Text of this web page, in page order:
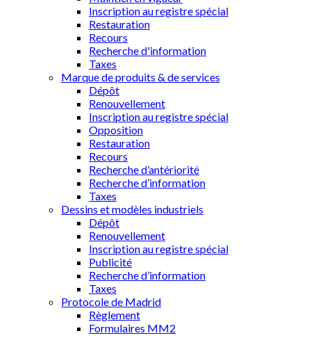
Inscription au registre spécial
Restauration
Recours
Recherche d'information
Taxes
Marque de produits & de services
Dépôt
Renouvellement
Inscription au registre spécial
Opposition
Restauration
Recours
Recherche d’antériorité
Recherche d’information
Taxes
Dessins et modèles industriels
Dépôt
Renouvellement
Inscription au registre spécial
Publicité
Recherche d’information
Taxes
Protocole de Madrid
Règlement
Formulaires MM2